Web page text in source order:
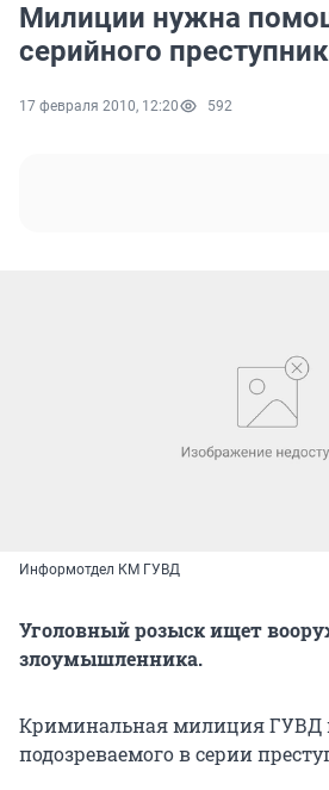
Милиции нужна
серийного
17 февраля 2010, 12:20 592
Информотдел КМ ГУВД
Уголовный розыск ищет
злоумышленника.
Криминальная милиция ГУВД
подозреваемого в серии